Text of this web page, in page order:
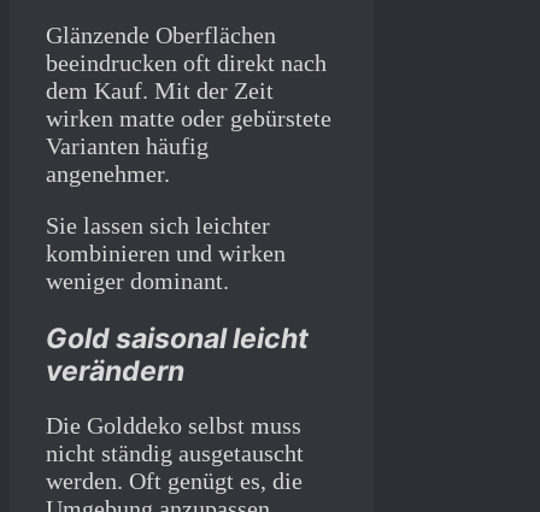
Glänzende Oberflächen
beeindrucken oft direkt nach
dem Kauf. Mit der Zeit
wirken matte oder gebürstete
Varianten häufig
angenehmer.
Sie lassen sich leichter
kombinieren und wirken
weniger dominant.
Gold saisonal leicht
verändern
Die Golddeko selbst muss
nicht ständig ausgetauscht
werden. Oft genügt es, die